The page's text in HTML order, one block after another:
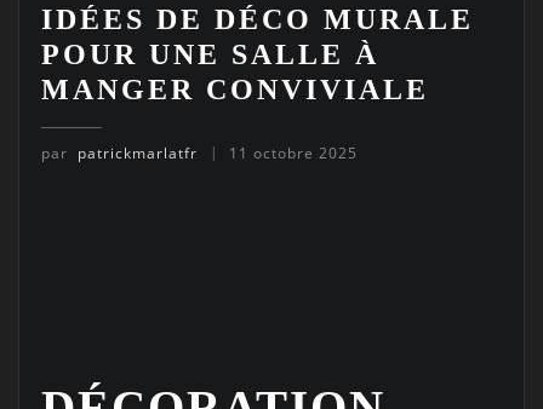
IDÉES DE DÉCO MURALE
POUR UNE SALLE À
MANGER CONVIVIALE
par patrickmarlatfr 11 octobre 2025